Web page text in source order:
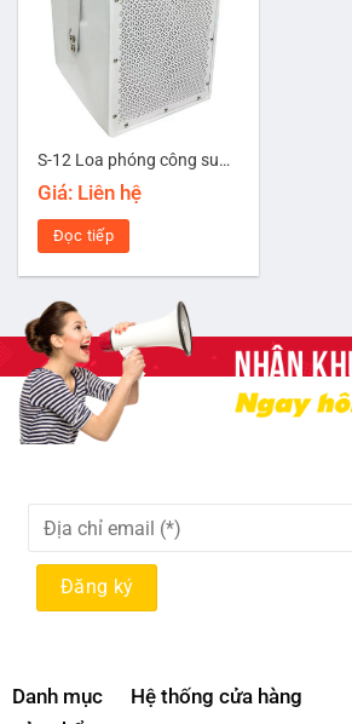
S-12 Loa phóng công suất cao loại 2 Way
Giá: Liên hệ
Đọc tiếp
Danh mục
Hệ thống cửa hàng